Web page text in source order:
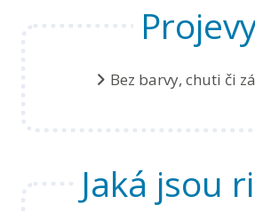
Bez barvy, chuti či
Jaká jsou